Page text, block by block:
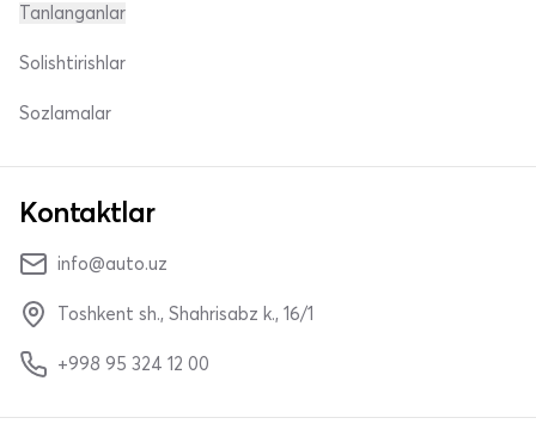
Tanlanganlar
Solishtirishlar
Sozlamalar
Kontaktlar
info@auto.uz
Toshkent sh., Shahrisabz k., 16/1
+998 95 324 12 00